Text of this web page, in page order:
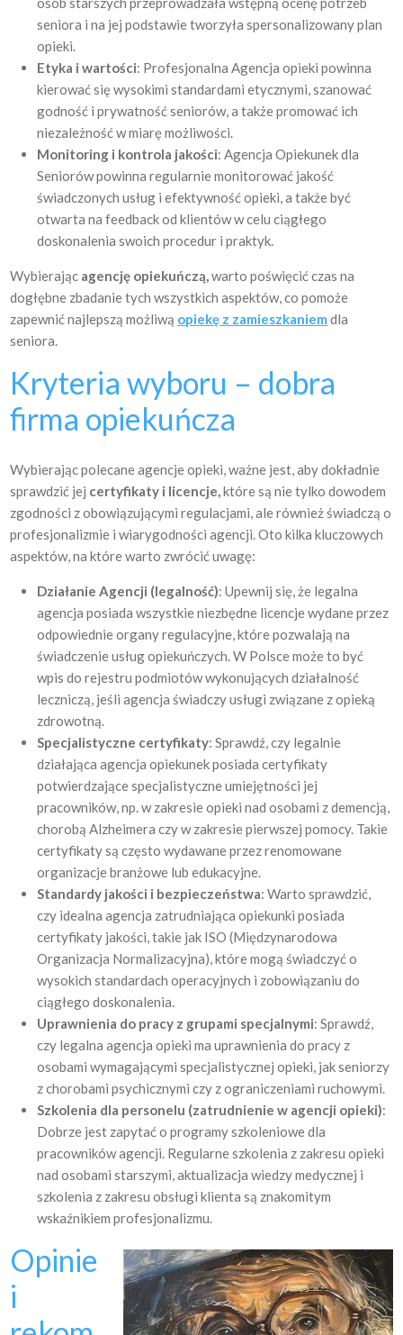
seniora i na jej podstawie tworzyła spersonalizowany plan
opieki.
Etyka i wartości: Profesjonalna Agencja opieki powinna
kierować się wysokimi standardami etycznymi, szanować
godność i prywatność seniorów, a także promować ich
niezależność w miarę możliwości.
Monitoring i kontrola jakości: Agencja Opiekunek dla
Seniorów powinna regularnie monitorować jakość
świadczonych usług i efektywność opieki, a także być
otwarta na feedback od klientów w celu ciągłego
doskonalenia swoich procedur i praktyk.
Wybierając agencję opiekuńczą,warto poświęcić czas na
dogłębne zbadanie tych wszystkich aspektów, co pomoże
zapewnić najlepszą możliwą opiekę z zamieszkaniem dla
seniora.
Kryteria wyboru – dobra
firma opiekuńcza
Wybierając polecane agencje opieki, ważne jest, aby dokładnie
sprawdzić jej certyfikaty i licencje,które są nie tylko dowodem
zgodności z obowiązującymi regulacjami, ale również świadczą o
profesjonalizmie i wiarygodności agencji. Oto kilka kluczowych
aspektów, na które warto zwrócić uwagę:
Działanie Agencji (legalność): Upewnij się, że legalna
agencja posiada wszystkie niezbędne licencje wydane przez
odpowiednie organy regulacyjne, które pozwalają na
świadczenie usług opiekuńczych. W Polsce może to być
wpis do rejestru podmiotów wykonujących działalność
leczniczą, jeśli agencja świadczy usługi związane z opieką
zdrowotną.
Specjalistyczne certyfikaty: Sprawdź, czy legalnie
działająca agencja opiekunek posiada certyfikaty
potwierdzające specjalistyczne umiejętności jej
pracowników, np. w zakresie opieki nad osobami z demencją,
chorobą Alzheimera czy w zakresie pierwszej pomocy. Takie
certyfikaty są często wydawane przez renomowane
organizacje branżowe lub edukacyjne.
Standardy jakości i bezpieczeństwa: Warto sprawdzić,
czy idealna agencja zatrudniająca opiekunki posiada
certyfikaty jakości, takie jak ISO (Międzynarodowa
Organizacja Normalizacyjna), które mogą świadczyć o
wysokich standardach operacyjnych i zobowiązaniu do
ciągłego doskonalenia.
Uprawnienia do pracy z grupami specjalnymi: Sprawdź,
czy legalna agencja opieki ma uprawnienia do pracy z
osobami wymagającymi specjalistycznej opieki, jak seniorzy
z chorobami psychicznymi czy z ograniczeniami ruchowymi.
Szkolenia dla personelu (zatrudnienie w agencji opieki):
Dobrze jest zapytać o programy szkoleniowe dla
pracowników agencji. Regularne szkolenia z zakresu opieki
nad osobami starszymi, aktualizacja wiedzy medycznej i
szkolenia z zakresu obsługi klienta są znakomitym
wskaźnikiem profesjonalizmu.
Opinie
i